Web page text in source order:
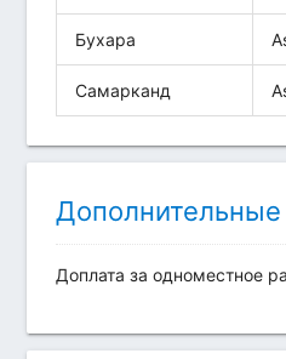
Бухара
Самарканд
Дополнительные
Доплата за одноместное